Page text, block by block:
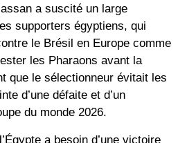
a suscité un large
supporters égyptiens, qui
le Brésil en Europe comme
les Pharaons avant la
que le sélectionneur évitait les
d’une défaite et d’un
du monde 2026.
a besoin d’une victoire